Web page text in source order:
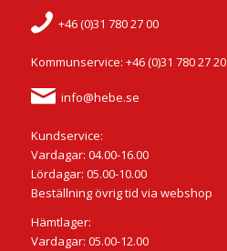
+46 (0)31 780 27 00
Kommunservice: +46 (0)31 780 27 20
info@hebe.se
Kundservice:
Vardagar: 04.00-16.00
Lördagar: 05.00-10.00
Beställning övrig tid via webshop
Hämtlager:
Vardagar: 05.00-12.00